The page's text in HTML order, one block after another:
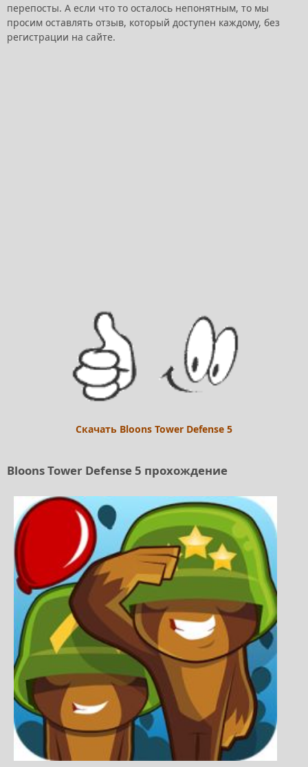
перепосты. А если что то осталось непонятным, то мы
просим оставлять отзыв, который доступен каждому, без
регистрации на сайте.
Скачать Bloons Tower Defense 5
Bloons Tower Defense 5 прохождение